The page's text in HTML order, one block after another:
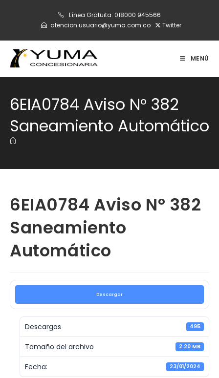
Línea Gratuita: 018000 945566
atencion.usuario@yuma.com.co
Twitter
MENÚ
6EIA0784 Aviso N° 382
Saneamiento Automático
6EIA0784 Aviso N° 382
Saneamiento
Automático
Descargar
Descargas 495
Tamaño del archivo 2.20 MB
Fecha: 23/01/2024